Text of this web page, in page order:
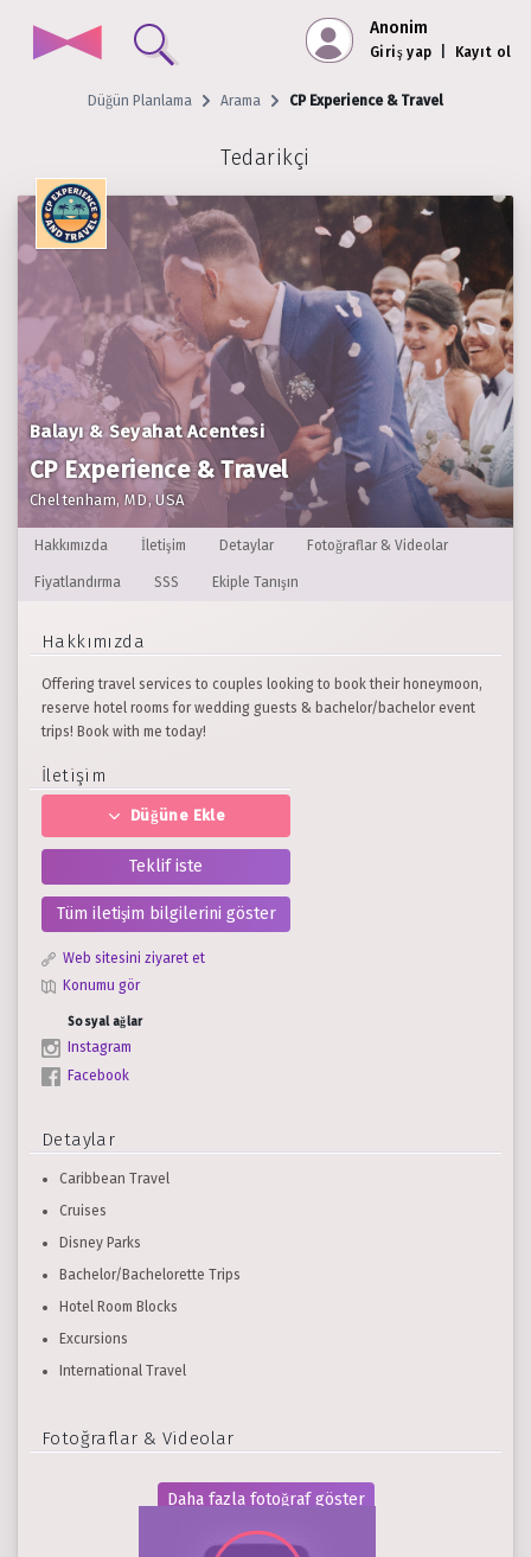
Anonim
Giriş yap Kayıt ol
Düğün Planlama Arama CP Experience & Travel
Tedarikçi
Balayı & Seyahat Acentesi
CP Experience & Travel
Cheltenham, MD, USA
Hakkımızda İletişim Detaylar Fotoğraflar & Videolar
Fiyatlandırma SSS Ekiple Tanışın
Hakkımızda
Offering travel services to couples looking to book their honeymoon,
reserve hotel rooms for wedding guests & bachelor/bachelor event
trips! Book with me today!
İletişim
Düğüne Ekle
Teklif iste
Tüm iletişim bilgilerini göster
Web sitesini ziyaret et
Konumu gör
Sosyal ağlar
Instagram
Facebook
Detaylar
Caribbean Travel
Cruises
Disney Parks
Bachelor/Bachelorette Trips
Hotel Room Blocks
Excursions
International Travel
Fotoğraflar & Videolar
Daha fazla fotoğraf göster